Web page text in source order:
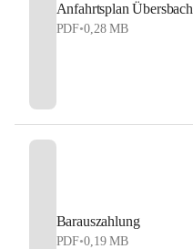
Anfahrtsplan Übersbach
PDF•0,28 MB
Barauszahlung
PDF•0,19 MB